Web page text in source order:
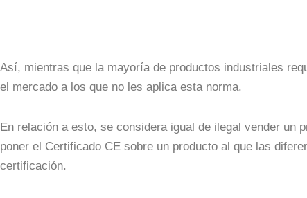
Así, mientras que la mayoría de productos industriales
el mercado a los que no les aplica esta norma.
En relación a esto, se considera igual de ilegal vender un
poner el Certificado CE sobre un producto al que las
certificación.